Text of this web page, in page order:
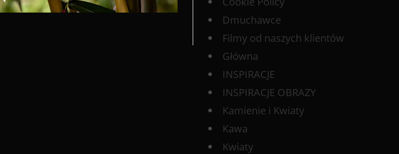
Dmuchawce
Filmy od naszych klientów
Główna
INSPIRACJE
INSPIRACJE OBRAZY
Kamienie i Kwiaty
Kawa
Kwiaty